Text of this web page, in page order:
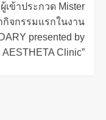
ข้าประกวด Mister
กิจกรรมแรกในงาน
presented by
AESTHETA Clinic”